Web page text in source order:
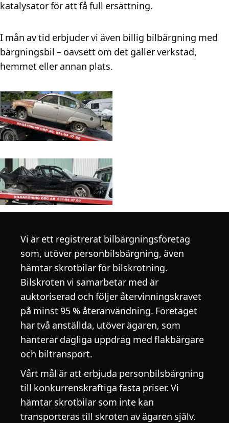
katalysator för att få full ersättning.
I mån av tid erbjuder vi även billig bilbärgning med
bärgningsbil – oavsett om det gäller verkstad,
hemmet eller annan plats.
Vi är ett registrerat bilbärgningsföretag
som, utöver personbilsbärgning, även
hämtar skrotbilar för bilskrotning.
Bilskroten vi samarbetar med är
auktoriserad och följer återvinningskravet
på minst 95 % återanvändning. Företaget
har två anställda, utöver ägaren, som
hanterar dagliga uppdrag med flakbärgare
och biltransport.
Vårt mål är att erbjuda personbilsbärgning
till konkurrenskraftiga fasta priser. Vi
hämtar skrotbilar som inte kan
transporteras till skroten av ägaren själv.